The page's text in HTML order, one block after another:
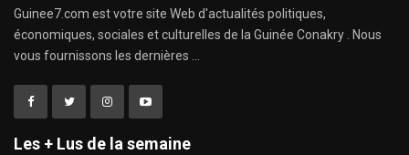
Guinee7.com est votre site Web d'actualités politiques,
économiques, sociales et culturelles de la Guinée Conakry . Nous
vous fournissons les dernières ...
Les + Lus de la semaine